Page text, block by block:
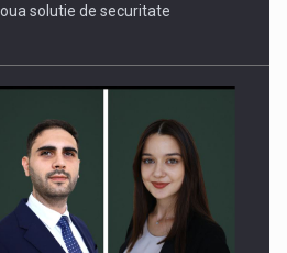
solutie de securitate